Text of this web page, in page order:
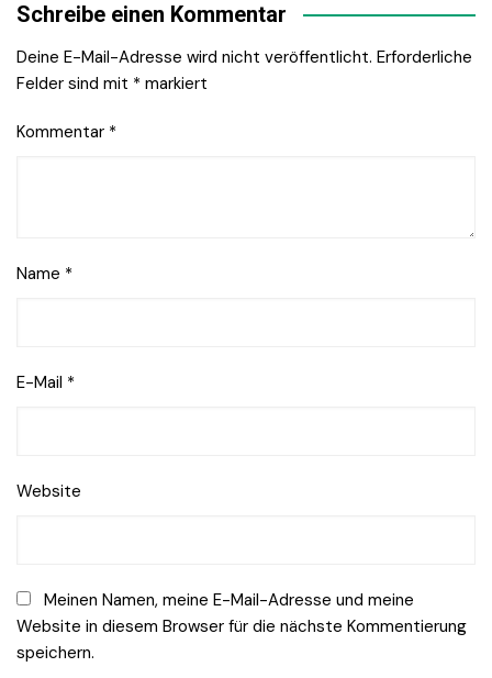
Schreibe einen Kommentar
Deine E-Mail-Adresse wird nicht veröffentlicht. Erforderliche
Felder sind mit * markiert
Kommentar *
Name *
E-Mail *
Website
Meinen Namen, meine E-Mail-Adresse und meine
Website in diesem Browser für die nächste Kommentierung
speichern.